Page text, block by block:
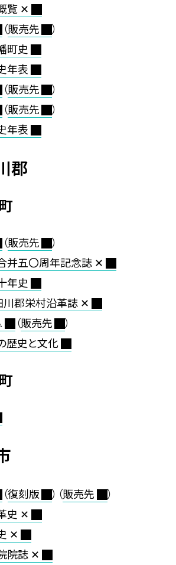
覧 ✕
（販売先
）
町史
年表
（販売先
）
（販売先
）
年表
郡
（販売先
）
并五〇周年記念誌 ✕
年史
川郡栄村沿革誌 ✕
（販売先
）
歴史と文化
（復刻版 ）（販売先
）
史 ✕
✕
院誌 ✕